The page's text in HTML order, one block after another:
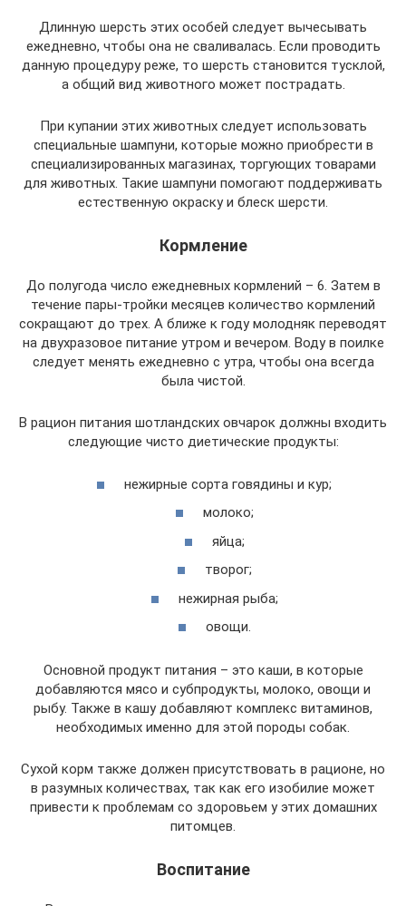
Длинную шерсть этих особей следует вычесывать
ежедневно, чтобы она не сваливалась. Если проводить
данную процедуру реже, то шерсть становится тусклой,
а общий вид животного может пострадать.
При купании этих животных следует использовать
специальные шампуни, которые можно приобрести в
специализированных магазинах, торгующих товарами
для животных. Такие шампуни помогают поддерживать
естественную окраску и блеск шерсти.
Кормление
До полугода число ежедневных кормлений – 6. Затем в
течение пары-тройки месяцев количество кормлений
сокращают до трех. А ближе к году молодняк переводят
на двухразовое питание утром и вечером. Воду в поилке
следует менять ежедневно с утра, чтобы она всегда
была чистой.
В рацион питания шотландских овчарок должны входить
следующие чисто диетические продукты:
нежирные сорта говядины и кур;
молоко;
яйца;
творог;
нежирная рыба;
овощи.
Основной продукт питания – это каши, в которые
добавляются мясо и субпродукты, молоко, овощи и
рыбу. Также в кашу добавляют комплекс витаминов,
необходимых именно для этой породы собак.
Сухой корм также должен присутствовать в рационе, но
в разумных количествах, так как его изобилие может
привести к проблемам со здоровьем у этих домашних
питомцев.
Воспитание